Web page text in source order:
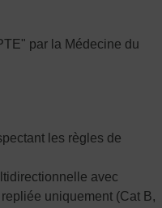
par la Médecine du
les règles de
avec
uniquement (Cat B,